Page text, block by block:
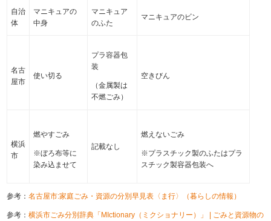
自治
体
マニキュアの
中身
マニキュア
のふた
マニキュアのビン
名古
屋市
使い切る
プラ容器包
装
（金属製は
不燃ごみ）
空きびん
横浜
市
燃やすごみ
※ぼろ布等に
染み込ませて
記載なし
燃えないごみ
※プラスチック製のふたはプラ
スチック製容器包装へ
参考：名古屋市:家庭ごみ・資源の分別早見表〈ま行〉（暮らしの情報）
参考：横浜市ごみ分別辞典「MIctionary（ミクショナリー）」 | ごみと資源物の